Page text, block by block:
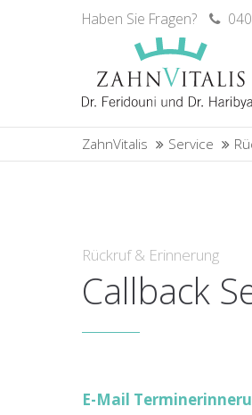
Haben Sie Fragen?
ZahnVitalis Service
Rückruf & Erinnerung
Callback
E-Mail